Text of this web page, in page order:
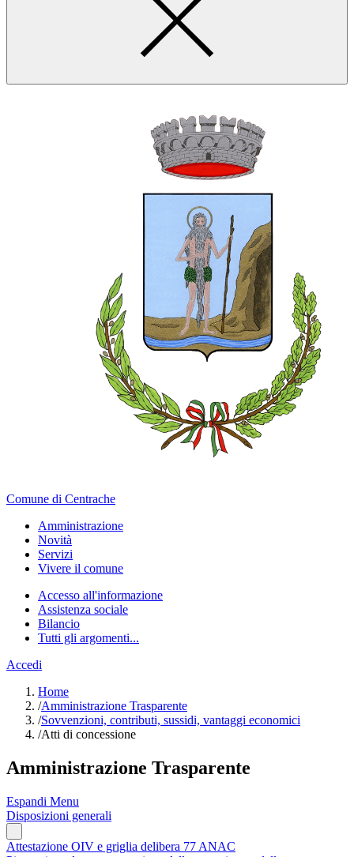
Comune di Centrache
Amministrazione
Novità
Servizi
Vivere il comune
Accesso all'informazione
Assistenza sociale
Bilancio
Tutti gli argomenti...
Accedi
Home
/Amministrazione Trasparente
/Sovvenzioni, contributi, sussidi, vantaggi economici
/Atti di concessione
Amministrazione Trasparente
Espandi Menu
Disposizioni generali
Attestazione OIV e griglia delibera 77 ANAC